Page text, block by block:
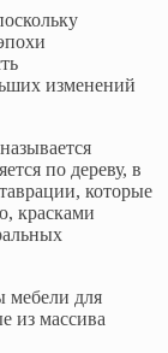
изменений
по дереву, в
которые
красками
мебели для
из массива